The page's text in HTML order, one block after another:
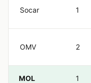
Socar 1
OMV 2
MOL 1